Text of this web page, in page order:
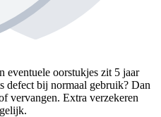
eventuele oorstukjes zit 5 jaar
defect bij normaal gebruik? Dan
vervangen. Extra verzekeren